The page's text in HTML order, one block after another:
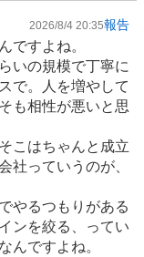
2026/8/4 20:35報告
ですよね。
いの規模で丁寧に
で。人を増やして
も相性が悪いと思
こはちゃんと成立
社っていうのが、
やるつもりがある
ンを絞る、ってい
んですよね。